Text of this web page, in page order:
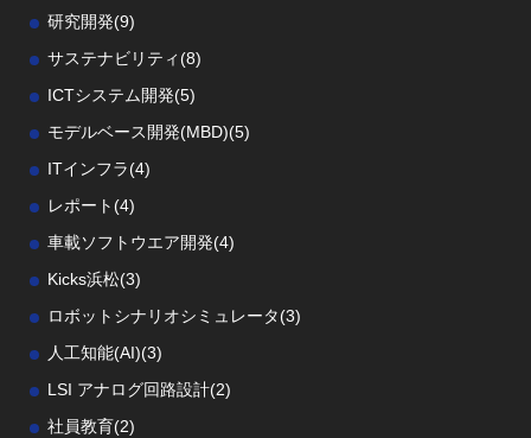
研究開発(9)
サステナビリティ (8)
ICTシステム開発(5)
モデルベース開発(MBD)(5)
ITインフラ(4)
レポート (4)
車載ソフトウエア開発(4)
Kicks浜松(3)
ロボットシナリオシミュレータ(3)
人工知能(AI)(3)
LSI アナログ回路設計(2)
社員教育(2)